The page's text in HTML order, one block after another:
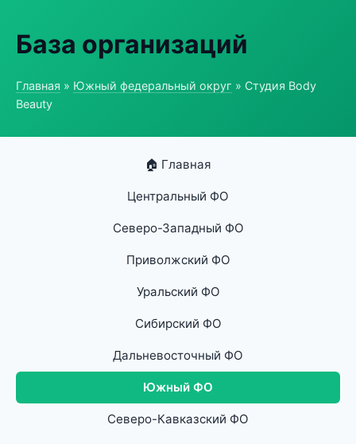
База организаций
Главная » Южный федеральный округ » Студия Body
Beauty
🏠 Главная
Центральный ФО
Северо-Западный ФО
Приволжский ФО
Уральский ФО
Сибирский ФО
Дальневосточный ФО
Южный ФО
Северо-Кавказский ФО